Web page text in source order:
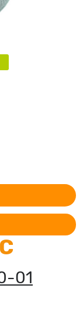
01